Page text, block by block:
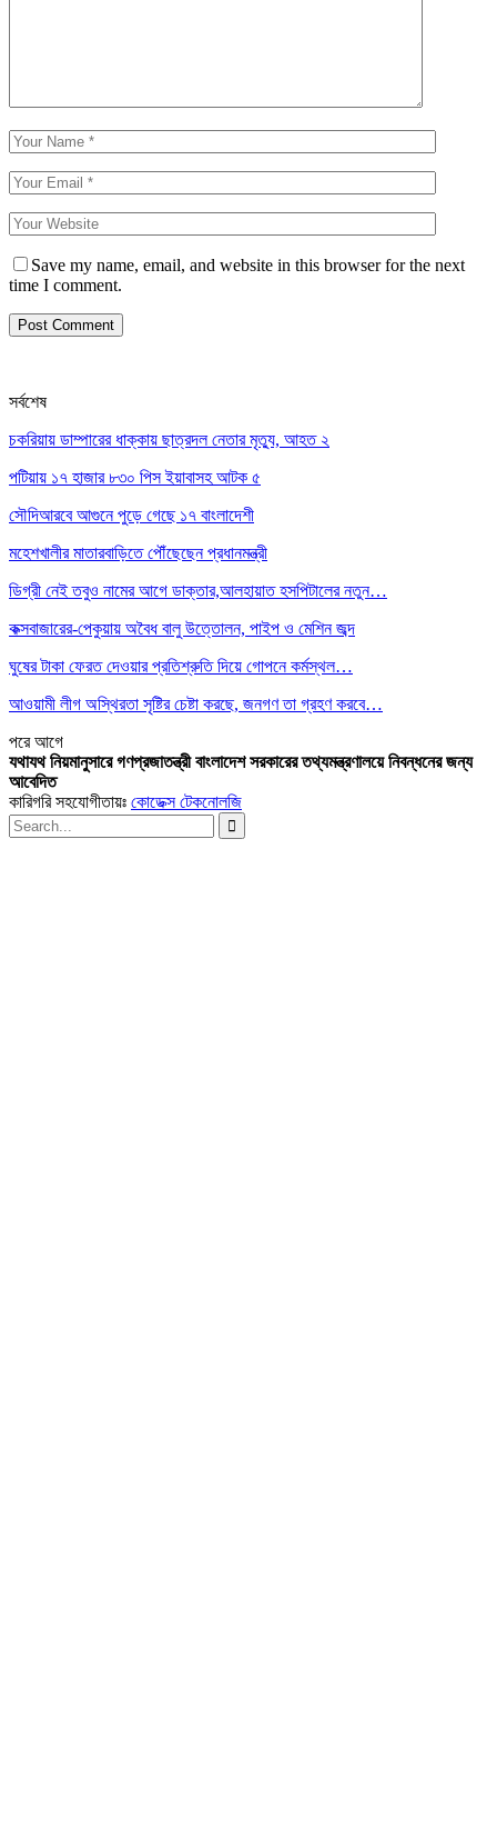
Save my name, email, and website in this browser for the next
time I comment.
সর্বশেষ
চকরিয়ায় ডাম্পারের ধাক্কায় ছাত্রদল নেতার মৃত্যু, আহত ২
পটিয়ায় ১৭ হাজার ৮৩০ পিস ইয়াবাসহ আটক ৫
সৌদিআরবে আগুনে পুড়ে গেছে ১৭ বাংলাদেশী
মহেশখালীর মাতারবাড়িতে পৌঁছেছেন প্রধানমন্ত্রী
ডিগ্রী নেই তবুও নামের আগে ডাক্তার,আলহায়াত হসপিটালের নতুন…
কক্সবাজারের-পেকুয়ায় অবৈধ বালু উত্তোলন, পাইপ ও মেশিন জব্দ
ঘুষের টাকা ফেরত দেওয়ার প্রতিশ্রুতি দিয়ে গোপনে কর্মস্থল…
আওয়ামী লীগ অস্থিরতা সৃষ্টির চেষ্টা করছে, জনগণ তা গ্রহণ করবে…
পরেআগে
যথাযথ নিয়মানুসারে গণপ্রজাতন্ত্রী বাংলাদেশ সরকারের তথ্যমন্ত্রণালয়ে নিবন্ধনের জন্য
আবেদিত
কারিগরি সহযোগীতায়ঃ কোডেক্স টেকনোলজি